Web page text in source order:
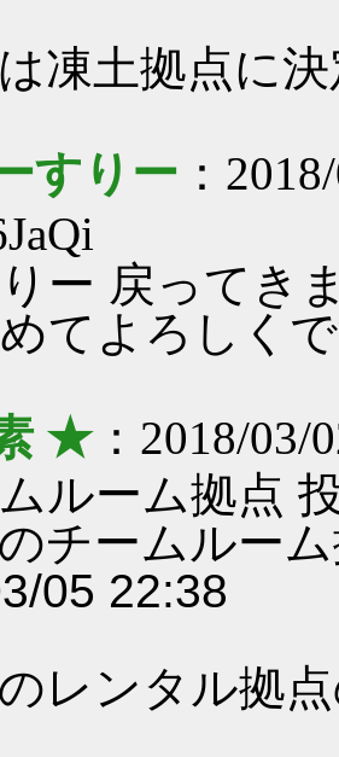
凍土拠点に
すりー ：
ー 戻ってき
てよろしく
★：2018/03/
ムルーム拠点
チームルー
05 22:38
レンタル拠